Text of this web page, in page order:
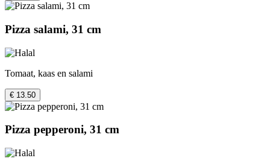
Pizza salami, 31 cm
Tomaat, kaas en salami
€ 13.50
Pizza pepperoni, 31 cm